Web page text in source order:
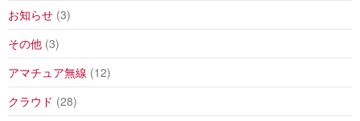
お知らせ (3)
その他 (3)
アマチュア無線 (12)
クラウド (28)